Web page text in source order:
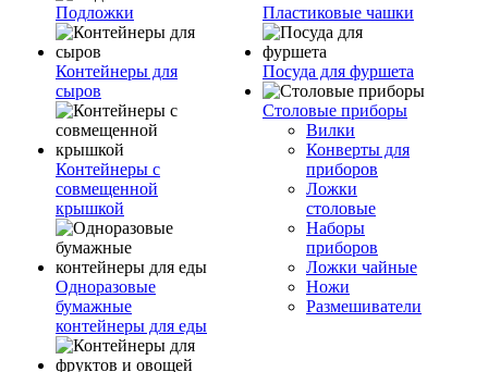
Подложки
Контейнеры для
сыров
Контейнеры с
совмещенной
крышкой
Одноразовые
бумажные
контейнеры для еды
Пластиковые чашки
Посуда для фуршета
Столовые приборы
Вилки
Конверты для
приборов
Ложки
столовые
Наборы
приборов
Ложки чайные
Ножи
Размешиватели